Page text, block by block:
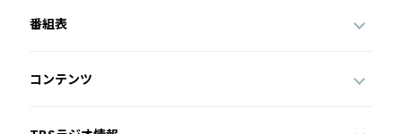
番組表
コンテンツ